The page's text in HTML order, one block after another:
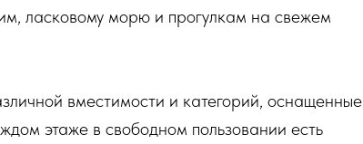
ласковому морю и прогулкам на свежем
вместимости и категорий, оснащенные
этаже в свободном пользовании есть